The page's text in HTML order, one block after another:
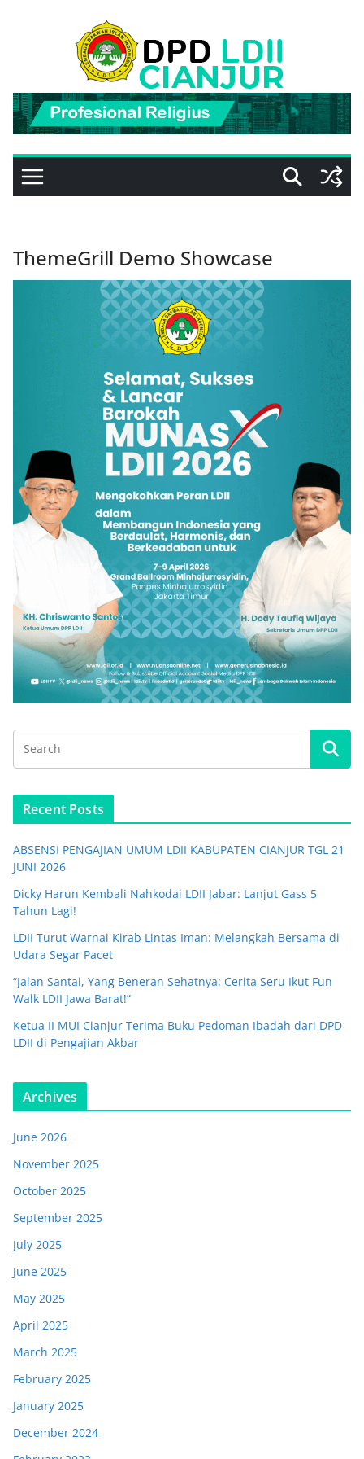
ThemeGrill Demo Showcase
Recent Posts
ABSENSI PENGAJIAN UMUM LDII KABUPATEN CIANJUR TGL 21
JUNI 2026
Dicky Harun Kembali Nahkodai LDII Jabar: Lanjut Gass 5
Tahun Lagi!
LDII Turut Warnai Kirab Lintas Iman: Melangkah Bersama di
Udara Segar Pacet
“Jalan Santai, Yang Beneran Sehatnya: Cerita Seru Ikut Fun
Walk LDII Jawa Barat!”
Ketua II MUI Cianjur Terima Buku Pedoman Ibadah dari DPD
LDII di Pengajian Akbar
Archives
June 2026
November 2025
October 2025
September 2025
July 2025
June 2025
May 2025
April 2025
March 2025
February 2025
January 2025
December 2024